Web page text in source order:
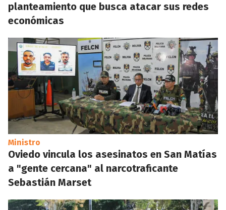
planteamiento que busca atacar sus redes
económicas
Ministro
Oviedo vincula los asesinatos en San Matías
a "gente cercana" al narcotraficante
Sebastián Marset